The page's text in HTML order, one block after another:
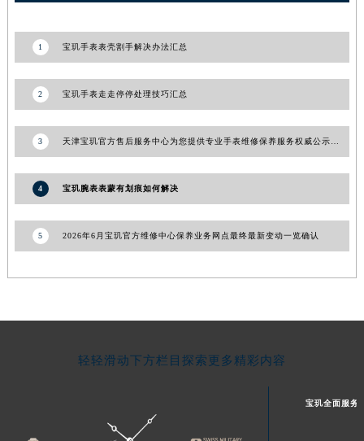
1 宝玑手表表壳割手解决办法汇总
2 宝玑手表走走停停处理技巧汇总
3
4 宝玑腕表表蒙有划痕如何解决
5 2026年6月宝玑官方维修中心保养业务网点最终最新变动一览确认
轻轻滑动下方栏目探索更多精彩内容
宝玑全面服务